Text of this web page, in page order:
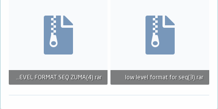
low level format for seq(3).rar